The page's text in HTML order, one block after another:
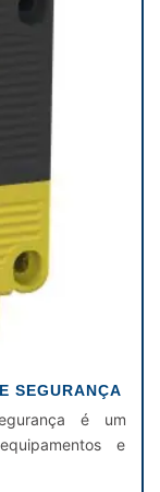
SEGURANÇA
é um
e